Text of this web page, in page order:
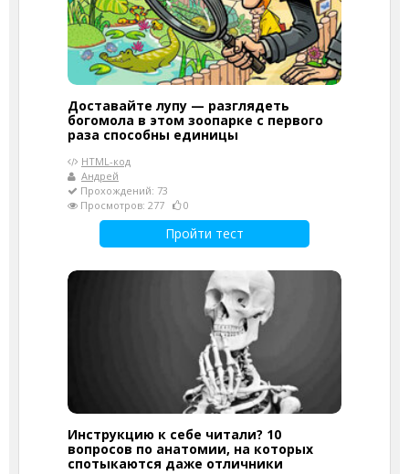
Доставайте лупу — разглядеть
богомола в этом зоопарке с первого
раза способны единицы
HTML-код
Андрей
Прохождений: 73
Просмотров: 277
0
Пройти тест
Инструкцию к себе читали? 10
вопросов по анатомии, на которых
спотыкаются даже отличники